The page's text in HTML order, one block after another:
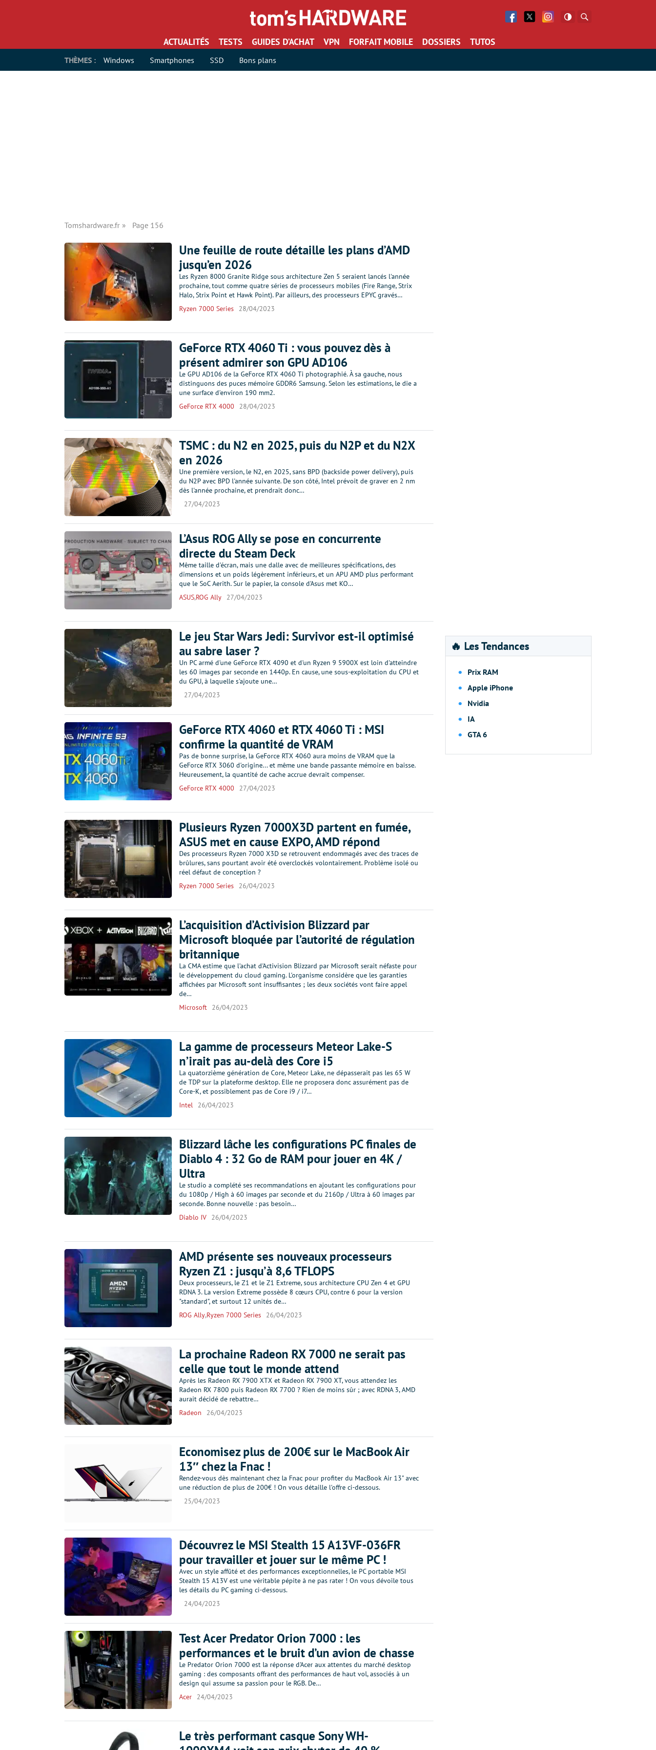
Facebook
Twitter Facebook
ACTUALITÉS TESTS GUIDES D’ACHAT VPN FORFAIT MOBILE DOSSIERS TUTOS
THÈMES : Windows Smartphones SSD Bons plans
Tomshardware.fr Page 156
Une feuille de route détaille les plans d’AMD
jusqu’en 2026
Les Ryzen 8000 Granite Ridge sous architecture Zen 5 seraient lancés l'année
prochaine, tout comme quatre séries de processeurs mobiles (Fire Range, Strix
Halo, Strix Point et Hawk Point). Par ailleurs, des processeurs EPYC gravés…
Ryzen 7000 Series
28/04/2023
GeForce RTX 4060 Ti : vous pouvez dès à
présent admirer son GPU AD106
Le GPU AD106 de la GeForce RTX 4060 Ti photographié. À sa gauche, nous
distinguons des puces mémoire GDDR6 Samsung. Selon les estimations, le die a
une surface d'environ 190 mm2.
GeForce RTX 4000
28/04/2023
TSMC : du N2 en 2025, puis du N2P et du N2X
en 2026
Une première version, le N2, en 2025, sans BPD (backside power delivery), puis
du N2P avec BPD l'année suivante. De son côté, Intel prévoit de graver en 2 nm
dès l'année prochaine, et prendrait donc…
27/04/2023
L’Asus ROG Ally se pose en concurrente
directe du Steam Deck
Même taille d'écran, mais une dalle avec de meilleures spécifications, des
dimensions et un poids légèrement inférieurs, et un APU AMD plus performant
que le SoC Aerith. Sur le papier, la console d'Asus met KO…
ASUS,ROG Ally 27/04/2023
Le jeu Star Wars Jedi: Survivor est-il optimisé
au sabre laser ?
Un PC armé d'une GeForce RTX 4090 et d'un Ryzen 9 5900X est loin d'atteindre
les 60 images par seconde en 1440p. En cause, une sous-exploitation du CPU et
du GPU, à laquelle s'ajoute une…
27/04/2023
GeForce RTX 4060 et RTX 4060 Ti : MSI
confirme la quantité de VRAM
Pas de bonne surprise, la GeForce RTX 4060 aura moins de VRAM que la
GeForce RTX 3060 d'origine... et même une bande passante mémoire en baisse.
Heureusement, la quantité de cache accrue devrait compenser.
GeForce RTX 4000
27/04/2023
Plusieurs Ryzen 7000X3D partent en fumée,
ASUS met en cause EXPO, AMD répond
Des processeurs Ryzen 7000 X3D se retrouvent endommagés avec des traces de
brûlures, sans pourtant avoir été overclockés volontairement. Problème isolé ou
réel défaut de conception ?
Ryzen 7000 Series
26/04/2023
L’acquisition d’Activision Blizzard par
Microsoft bloquée par l’autorité de régulation
britannique
La CMA estime que l'achat d'Activision Blizzard par Microsoft serait néfaste pour
le développement du cloud gaming. L'organisme considère que les garanties
affichées par Microsoft sont insuffisantes ; les deux sociétés vont faire appel
de…
Microsoft
26/04/2023
La gamme de processeurs Meteor Lake-S
n’irait pas au-delà des Core i5
La quatorzième génération de Core, Meteor Lake, ne dépasserait pas les 65 W
de TDP sur la plateforme desktop. Elle ne proposera donc assurément pas de
Core-K, et possiblement pas de Core i9 / i7…
Intel
26/04/2023
Blizzard lâche les configurations PC finales de
Diablo 4 : 32 Go de RAM pour jouer en 4K /
Ultra
Le studio a complété ses recommandations en ajoutant les configurations pour
du 1080p / High à 60 images par seconde et du 2160p / Ultra à 60 images par
seconde. Bonne nouvelle : pas besoin…
Diablo IV
26/04/2023
AMD présente ses nouveaux processeurs
Ryzen Z1 : jusqu’à 8,6 TFLOPS
Deux processeurs, le Z1 et le Z1 Extreme, sous architecture CPU Zen 4 et GPU
RDNA 3. La version Extreme possède 8 cœurs CPU, contre 6 pour la version
"standard", et surtout 12 unités de…
ROG Ally,Ryzen 7000 Series 26/04/2023
La prochaine Radeon RX 7000 ne serait pas
celle que tout le monde attend
Après les Radeon RX 7900 XTX et Radeon RX 7900 XT, vous attendez les
Radeon RX 7800 puis Radeon RX 7700 ? Rien de moins sûr ; avec RDNA 3, AMD
aurait décidé de rebattre…
Radeon
26/04/2023
Economisez plus de 200€ sur le MacBook Air
13″ chez la Fnac !
Rendez-vous dès maintenant chez la Fnac pour profiter du MacBook Air 13" avec
une réduction de plus de 200€ ! On vous détaille l'offre ci-dessous.
25/04/2023
Découvrez le MSI Stealth 15 A13VF-036FR
pour travailler et jouer sur le même PC !
Avec un style affûté et des performances exceptionnelles, le PC portable MSI
Stealth 15 A13V est une véritable pépite à ne pas rater ! On vous dévoile tous
les détails du PC gaming ci-dessous.
24/04/2023
Test Acer Predator Orion 7000 : les
performances et le bruit d’un avion de chasse
Le Predator Orion 7000 est la réponse d'Acer aux attentes du marché desktop
gaming : des composants offrant des performances de haut vol, associés à un
design qui assume sa passion pour le RGB. De…
Acer
24/04/2023
Le très performant casque Sony WH-
🔥 Les Tendances
Prix RAM
Apple iPhone
Nvidia
IA
GTA 6